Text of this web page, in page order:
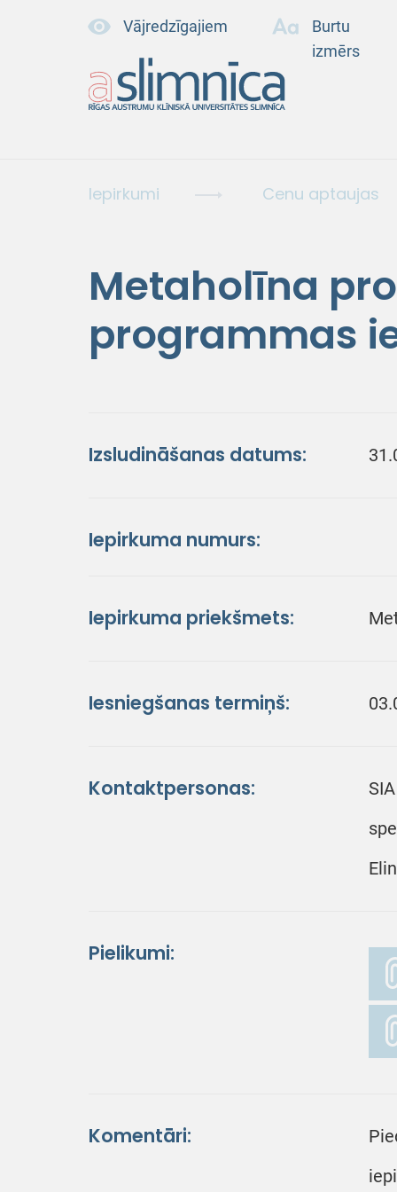
Vājredzīgajiem
Burtu
izmērs
Iepirkumi Cenu aptaujas
Metaholīna
programmas
Izsludināšanas datums:
Iepirkuma numurs:
Iepirkuma priekšmets:
Iesniegšanas termiņš:
Kontaktpersonas:
Pielikumi:
Komentāri: